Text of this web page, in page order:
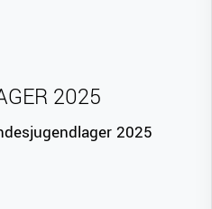
2025
2025